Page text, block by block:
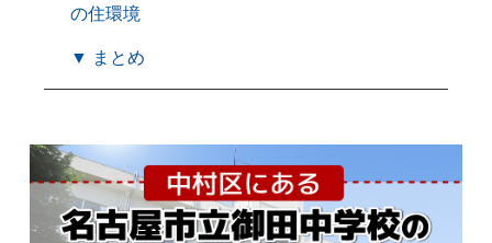
の住環境
▼ まとめ